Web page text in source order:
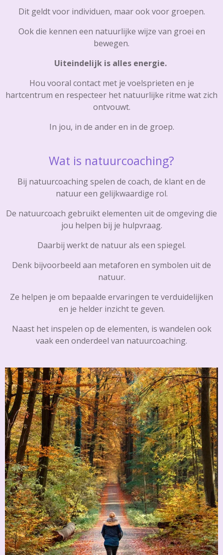
Dit geldt voor individuen, maar ook voor groepen.
Ook die kennen een natuurlijke wijze van groei en
bewegen.
Uiteindelijk is alles energie.
Hou vooral contact met je voelsprieten en je
hartcentrum en respecteer het natuurlijke ritme wat zich
ontvouwt.
In jou, in de ander en in de groep.
Wat is natuurcoaching?
Bij natuurcoaching spelen de coach, de klant en de
natuur een gelijkwaardige rol.
De natuurcoach gebruikt elementen uit de omgeving die
jou helpen bij je hulpvraag.
Daarbij werkt de natuur als een spiegel.
Denk bijvoorbeeld aan metaforen en symbolen uit de
natuur.
Ze helpen je om bepaalde ervaringen te verduidelijken
en je helder inzicht te geven.
Naast het inspelen op de elementen, is wandelen ook
vaak een onderdeel van natuurcoaching.